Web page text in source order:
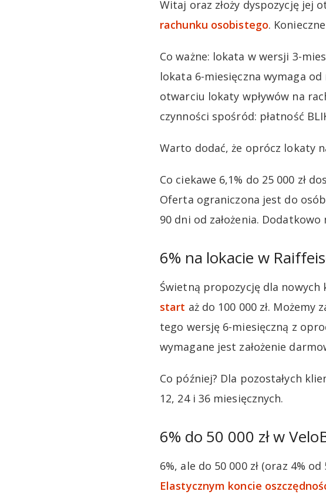
Witaj oraz złoży dyspozycję jej
rachunku osobistego.
Co ważne: lokata w wersji 3-
lokata 6-miesięczna wymaga
otwarciu lokaty wpływów na
czynności spośród: płatność
Warto dodać, że oprócz lokaty
Co ciekawe 6,1% do 25 000 zł
Oferta ograniczona jest do
90 dni od założenia.
6% na lokacie w
Świetną propozycję dla
start aż do 100 000 zł.
tego wersję 6-miesięczną z
wymagane jest założenie
Co później? Dla pozostałych
12, 24 i 36 miesięcznych.
6% do 50 000 zł w
6%, ale do 50 000 zł (oraz 4%
Elastycznym koncie